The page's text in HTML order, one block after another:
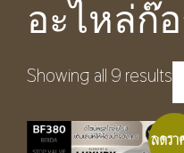
อะไหล่ก๊
Showing all 9 results
ลดรา